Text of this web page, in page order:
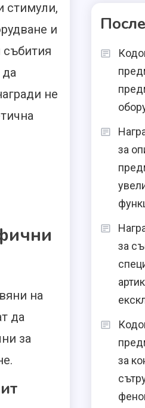
стимули,
и
събития
да
не
на
да
за
за
за
за